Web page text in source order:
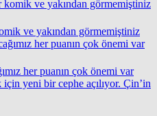
ve yakından görmemiştiniz
her puanın çok önemi var